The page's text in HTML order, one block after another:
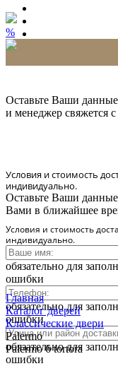
%
Оставьте Ваши данные
и менеджер свяжется
Условия и стоимость
индивидуально.
Оставьте Ваши
Вами в ближайшее
Условия и стоимость
индивидуально.
обязательно для
ошибки
обязательно для
ошибки
обязательно для
ошибки
Главная
Каталог дверей
Классические двери
Palermo
Palermo 6 tortora